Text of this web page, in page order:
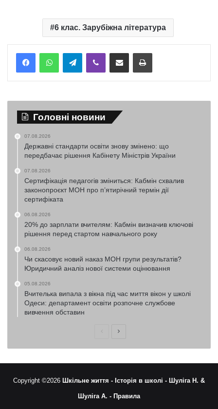
6 клас. Зарубіжна література
TelegramViber Надіслати електронною поштоюНадрукувати
Головні новини
07.08.2026
Державні стандарти освіти знову змінено: що
передбачає рішення Кабінету Міністрів України
07.08.2026
Сертифікація педагогів зміниться: Кабмін схвалив
законопроєкт МОН про п’ятирічний термін дії
сертифіката
06.08.2026
20% до зарплати вчителям: Кабмін визначив ключові
рішення перед стартом навчального року
06.08.2026
Чи скасовує новий наказ МОН групи результатів?
Юридичний аналіз нової системи оцінювання
05.08.2026
Вчителька випала з вікна під час миття вікон у школі
Одеси: департамент освіти розпочне службове
вивчення обставин
ПопередняНаступна
Copyright ©2026 Шкільне життя - Історія в школі - Шуліга Н. &
Шуліга А. - Правила